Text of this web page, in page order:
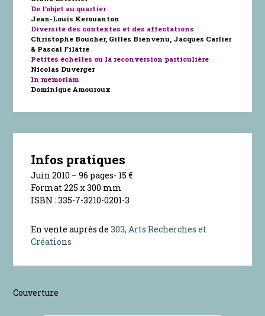
De l’objet au quartier
Jean-Louis Kerouanton
Diversité des contextes et des affectations
Christophe Boucher, Gilles Bienvenu, Jacques Carlier
& Pascal Filâtre
Petites échelles ou la reconversion particulière
Nicolas Duverger
In memoriam
Dominique Amouroux
Infos pratiques
Juin 2010 – 96 pages- 15 €
Format 225 x 300 mm
ISBN : 335-7-3210-0201-3
En vente auprès de303, Arts Recherches et
Créations
Couverture